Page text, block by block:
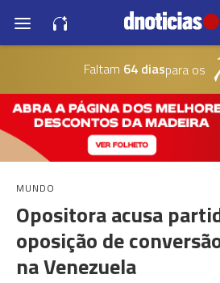
Faltam 64 diaspara os
MUNDO
Opositora acusa
oposição de
na Venezuela